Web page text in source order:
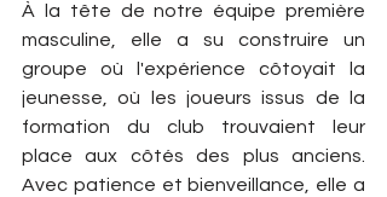
À la tête de notre équipe première
masculine, elle a su construire un
groupe où l'expérience côtoyait la
jeunesse, où les joueurs issus de la
formation du club trouvaient leur
place aux côtés des plus anciens.
Avec patience et bienveillance, elle a